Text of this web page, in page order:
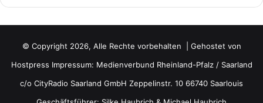
© Copyright 2026, Alle Rechte vorbehalten | Gehostet von
Hostpress Impressum: Medienverbund Rheinland-Pfalz / Saarland
c/o CityRadio Saarland GmbH Zeppelinstr. 10 66740 Saarlouis